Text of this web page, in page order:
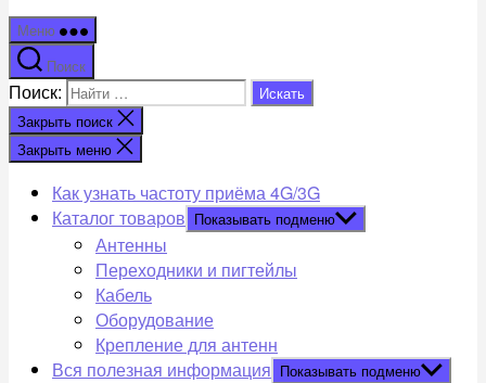
Меню
Поиск
Поиск:
Закрыть поиск
Закрыть меню
Как узнать частоту приёма 4G/3G
Каталог товаров Показывать подменю
Антенны
Переходники и пигтейлы
Кабель
Оборудование
Крепление для антенн
Вся полезная информация Показывать подменю